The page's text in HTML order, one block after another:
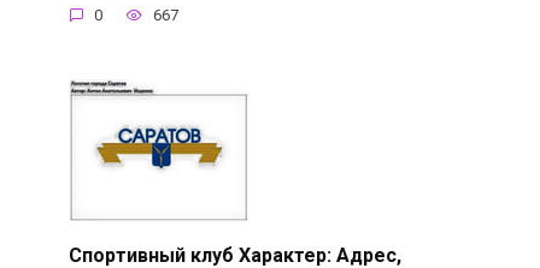
0 667
Спортивный клуб Характер: Адрес,